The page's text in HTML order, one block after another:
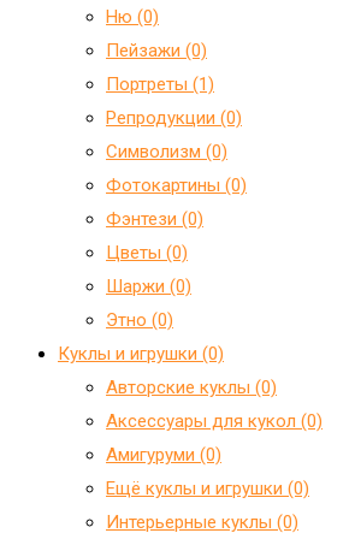
Ню (0)
Пейзажи (0)
Портреты (1)
Репродукции (0)
Символизм (0)
Фотокартины (0)
Фэнтези (0)
Цветы (0)
Шаржи (0)
Этно (0)
Куклы и игрушки (0)
Авторские куклы (0)
Аксессуары для кукол (0)
Амигуруми (0)
Ещё куклы и игрушки (0)
Интерьерные куклы (0)